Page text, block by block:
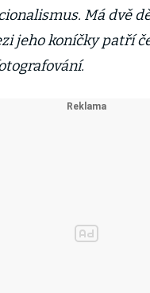
Má dvě
jeho koníčky patří